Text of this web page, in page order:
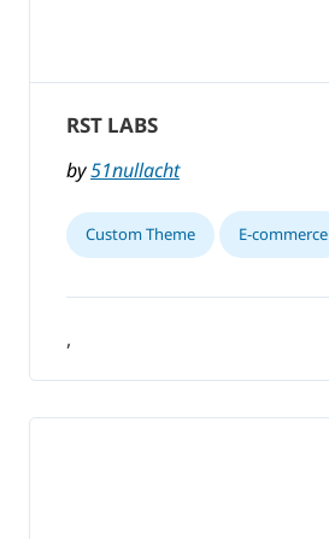
RST LABS
by51nullacht
Custom Theme E-commerce
,